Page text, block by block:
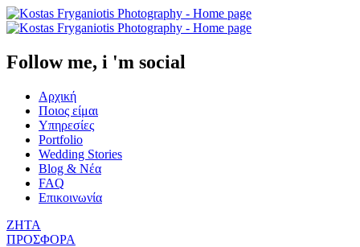
Follow me, i 'm social
Αρχική
Ποιος είμαι
Υπηρεσίες
Portfolio
Wedding Stories
Blog & Νέα
FAQ
Επικοινωνία
ΖΗΤΑ
ΠΡΟΣΦΟΡΑ